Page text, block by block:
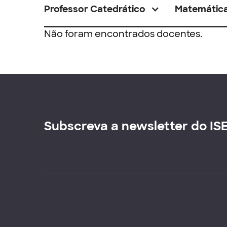
Professor Catedrático
Não foram encontrados docentes.
Subscreva a newsletter do